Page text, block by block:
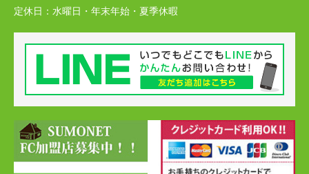
定休日： 水曜日・年末年始・夏季休暇